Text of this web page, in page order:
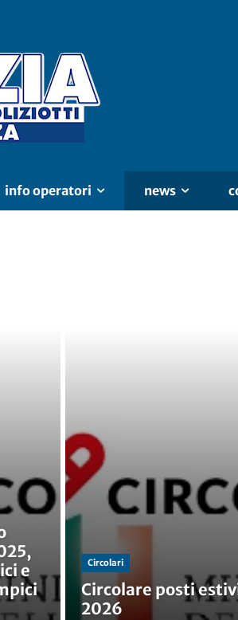
info operatori news
e
Circolari
Circolare posti
2026